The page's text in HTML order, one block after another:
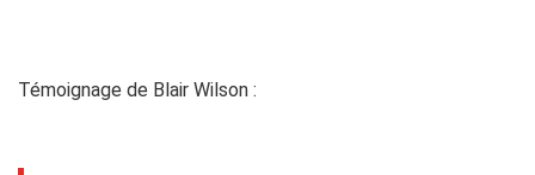
Témoignage de Blair Wilson :